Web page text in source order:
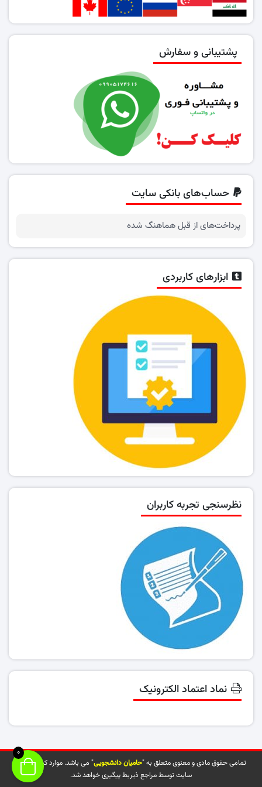
پشتیبانی و سفارش
حساب‌های بانکی سایت
پرداخت‌های از قبل هماهنگ شده
ابزارهای کاربردی
نظرسنجی تجربه کاربران
نماد اعتماد الکترونیک
تمامی حقوق مادی و معنوی متعلق به "حامیان دانشجویی" می باشد. موارد کپی شده از
سایت توسط مراجع ذیربط پیگیری خواهد شد.
0